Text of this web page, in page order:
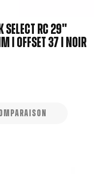
Select RC 29''
| Offset 37 | Noir